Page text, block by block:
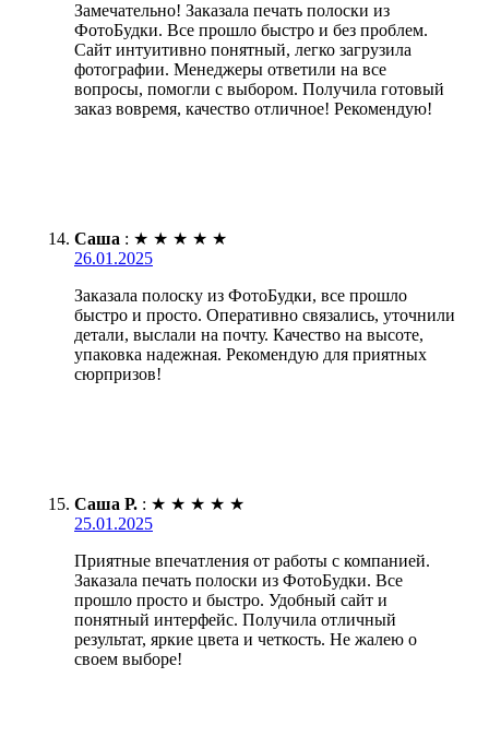
Замечательно! Заказала печать полоски из
ФотоБудки. Все прошло быстро и без проблем.
Сайт интуитивно понятный, легко загрузила
фотографии. Менеджеры ответили на все
вопросы, помогли с выбором. Получила готовый
заказ вовремя, качество отличное! Рекомендую!
Саша : ★ ★ ★ ★ ★
26.01.2025
Заказала полоску из ФотоБудки, все прошло
быстро и просто. Оперативно связались, уточнили
детали, выслали на почту. Качество на высоте,
упаковка надежная. Рекомендую для приятных
сюрпризов!
Саша Р. : ★ ★ ★ ★ ★
25.01.2025
Приятные впечатления от работы с компанией.
Заказала печать полоски из ФотоБудки. Все
прошло просто и быстро. Удобный сайт и
понятный интерфейс. Получила отличный
результат, яркие цвета и четкость. Не жалею о
своем выборе!